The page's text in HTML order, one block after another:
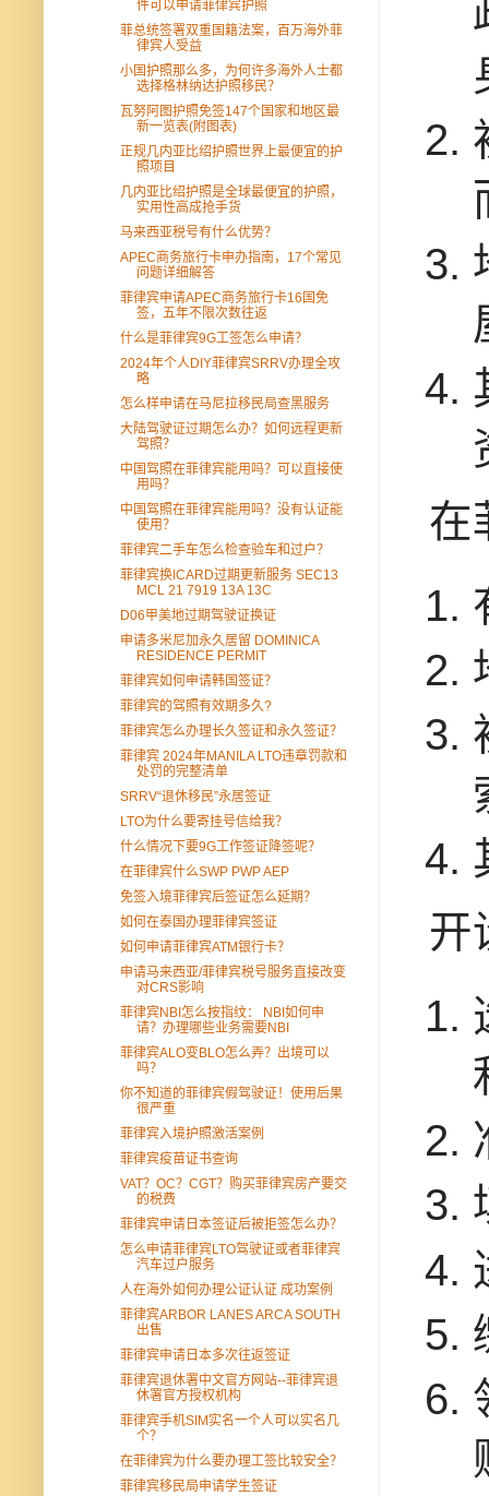
在
开
件可以申请菲侓宾护照
菲总统签署双重国籍法案，百万海外菲
律宾人受益
小国护照那么多，为何许多海外人士都
选择格林纳达护照移民？
瓦努阿图护照免签147个国家和地区最
新一览表(附图表)
正规几内亚比绍护照世界上最便宜的护
照项目
几内亚比绍护照是全球最便宜的护照，
实用性高成抢手货
马来西亚税号有什么优势？
APEC商务旅行卡申办指南，17个常见
问题详细解答
菲律宾申请APEC商务旅行卡16国免
签，五年不限次数往返
什么是菲律宾9G工签怎么申请？
2024年个人DIY菲律宾SRRV办理全攻
略
怎么样申请在马尼拉移民局查黑服务
大陆驾驶证过期怎么办？如何远程更新
驾照？
中国驾照在菲律宾能用吗？可以直接使
用吗？
中国驾照在菲律宾能用吗？没有认证能
使用？
菲律宾二手车怎么检查验车和过户？
菲律宾换ICARD过期更新服务 SEC13
MCL 21 7919 13A 13C
D06甲美地过期驾驶证换证
申请多米尼加永久居留 DOMINICA
RESIDENCE PERMIT
菲律宾如何申请韩国签证？
菲律宾的驾照有效期多久?
菲律宾怎么办理长久签证和永久签证？
菲律宾 2024年MANILA LTO违章罚款和
处罚的完整清单
SRRV“退休移民”永居签证
LTO为什么要寄挂号信给我？
什么情况下要9G工作签证降签呢？
在菲律宾什么SWP PWP AEP
免签入境菲律宾后签证怎么延期？
如何在泰国办理菲律宾签证
如何申请菲律宾ATM银行卡？
申请马来西亚/菲律宾税号服务直接改变
对CRS影响
菲律宾NBI怎么按指纹： NBI如何申
请？办理哪些业务需要NBI
菲律宾ALO变BLO怎么弄？出境可以
吗？
你不知道的菲律宾假驾驶证！使用后果
很严重
菲律宾入境护照激活案例
菲律宾疫苗证书查询
VAT？OC？CGT？购买菲律宾房产要交
的税费
菲律宾申请日本签证后被拒签怎么办？
怎么申请菲律宾LTO驾驶证或者菲律宾
汽车过户服务
人在海外如何办理公证认证 成功案例
菲律宾ARBOR LANES ARCA SOUTH
出售
菲律宾申请日本多次往返签证
菲律宾退休署中文官方网站--菲律宾退
休署官方授权机构
菲律宾手机SIM实名一个人可以实名几
个？
在菲律宾为什么要办理工签比较安全？
菲律宾移民局申请学生签证